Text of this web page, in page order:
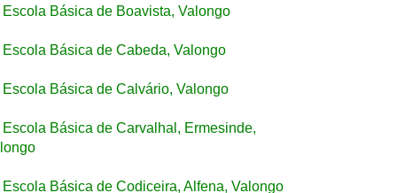
Escola Básica de Boavista, Valongo
Escola Básica de Cabeda, Valongo
Escola Básica de Calvário, Valongo
Escola Básica de Carvalhal, Ermesinde,
Escola Básica de Codiceira, Alfena, Valongo